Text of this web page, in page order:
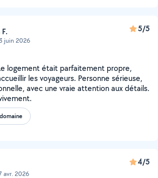
juin 2026
5/5
logement était parfaitement propre,
les voyageurs. Personne sérieuse,
avec une vraie attention aux détails.
avr. 2026
4/5